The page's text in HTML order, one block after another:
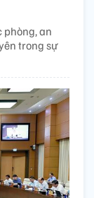
phòng, an
trong sự